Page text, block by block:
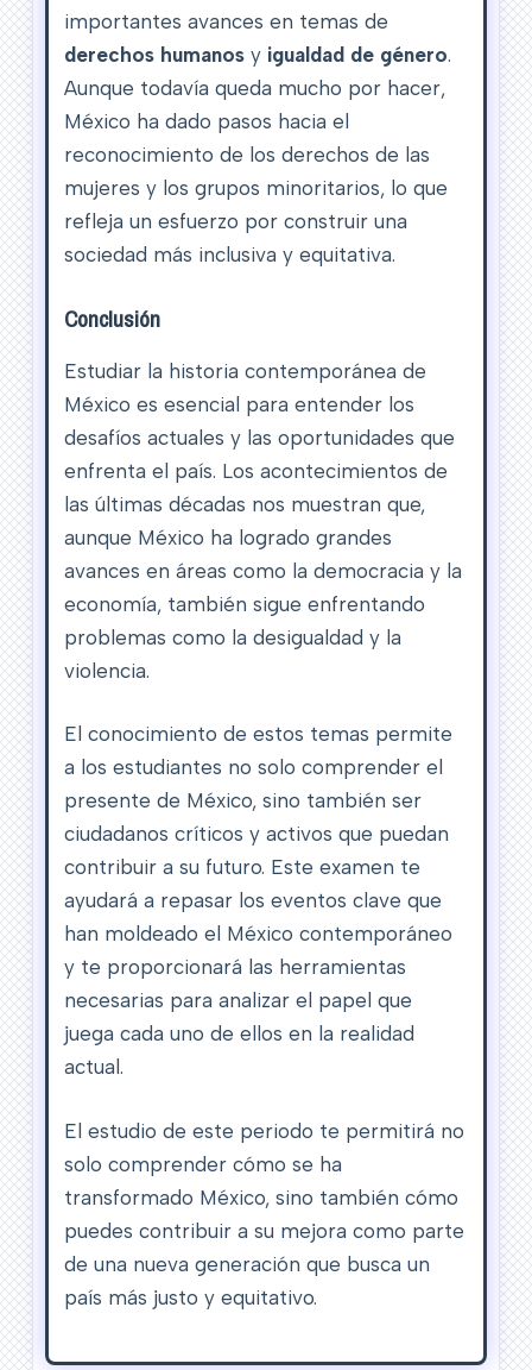
importantes avances en temas de
derechos humanos y igualdad de género.
Aunque todavía queda mucho por hacer,
México ha dado pasos hacia el
reconocimiento de los derechos de las
mujeres y los grupos minoritarios, lo que
refleja un esfuerzo por construir una
sociedad más inclusiva y equitativa.
Conclusión
Estudiar la historia contemporánea de
México es esencial para entender los
desafíos actuales y las oportunidades que
enfrenta el país. Los acontecimientos de
las últimas décadas nos muestran que,
aunque México ha logrado grandes
avances en áreas como la democracia y la
economía, también sigue enfrentando
problemas como la desigualdad y la
violencia.
El conocimiento de estos temas permite
a los estudiantes no solo comprender el
presente de México, sino también ser
ciudadanos críticos y activos que puedan
contribuir a su futuro. Este examen te
ayudará a repasar los eventos clave que
han moldeado el México contemporáneo
y te proporcionará las herramientas
necesarias para analizar el papel que
juega cada uno de ellos en la realidad
actual.
El estudio de este periodo te permitirá no
solo comprender cómo se ha
transformado México, sino también cómo
puedes contribuir a su mejora como parte
de una nueva generación que busca un
país más justo y equitativo.